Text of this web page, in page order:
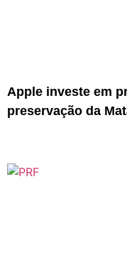
Apple investe em
preservação da